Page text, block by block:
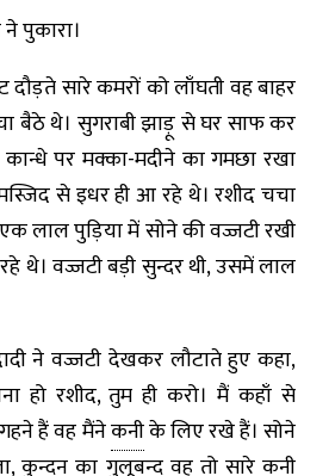
ने पुकारा।
दौड़ते सारे कमरों को लाँघती वह बाहर
बैठे थे। सुगराबी झाड़ू से घर साफ कर
पर मक्का-मदीने का गमछा रखा
से इधर ही आ रहे थे। रशीद चचा
लाल पुड़िया में सोने की वज्जटी रखी
थे। वज्जटी बड़ी सुन्दर थी, उसमें लाल
ने वज्जटी देखकर लौटाते हुए कहा,
हो रशीद, तुम ही करो। मैं कहाँ से
हैं वह मैंनेकनीके लिए रखे हैं। सोने
कुन्दन का गुलूबन्द वह तो सारे कनी